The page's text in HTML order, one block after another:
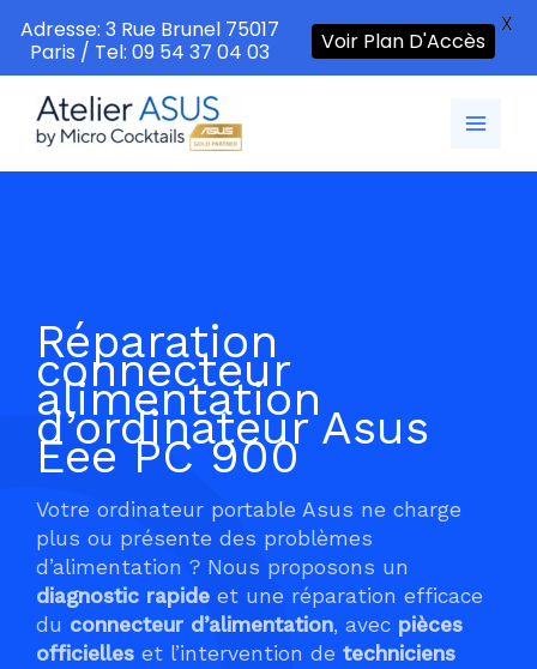
contenu
Réparation
connecteur
alimentation
d’ordinateur Asus
Eee PC 900
Votre ordinateur portable Asus ne charge
plus ou présente des problèmes
d’alimentation ? Nous proposons un
diagnostic rapide et une réparation efficace
du connecteur d’alimentation, avec pièces
officielles et l’intervention de techniciens
Adresse: 3 Rue Brunel 75017
Paris / Tel: 09 54 37 04 03
Voir Plan D'Accès
X